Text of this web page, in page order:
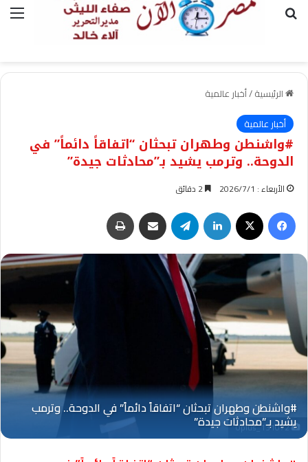
بحث عن
الرئيسية/أخبار عالمية
أخبار عالمية
#واشنطن وطهران تبحثان “اتفاقاً دائماً” في
الدوحة.. وترمب يشيد بـ”محادثات جيدة”
الأربعاء : 2026/7/1
فيسبوك لينكدإن تيلقرام مشاركة عبر البريد
Oplus_131072